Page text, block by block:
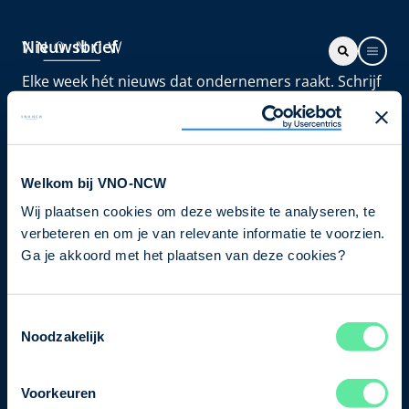
Welkom bij VNO-NCW
Wij plaatsen cookies om deze website te analyseren, te
verbeteren en om je van relevante informatie te voorzien.
Ga je akkoord met het plaatsen van deze cookies?
Noodzakelijk
Voorkeuren
Nieuwsbrief
Elke week hét nieuws dat ondernemers raakt. Schrijf
je nu in voor de VNO-NCW nieuwsbrief.
Schrijf je in
Direct naar
Ons verhaal
Bezuidenhoutseweg 12
T+31 70 349 03 49